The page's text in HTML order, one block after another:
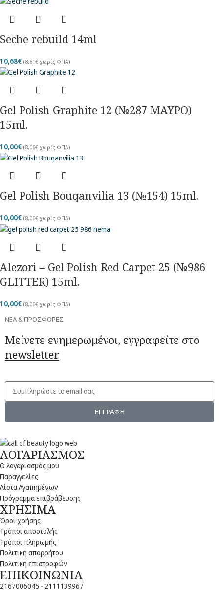
Seche rebuild 14ml
10,68€ (8,61€ χωρίς ΦΠΑ)
Gel Polish Graphite 12 (№287 ΜΑΥΡΟ)
15ml.
10,00€ (8,06€ χωρίς ΦΠΑ)
Gel Polish Bouqanvilia 13 (№154) 15ml.
10,00€ (8,06€ χωρίς ΦΠΑ)
Alezori – Gel Polish Red Carpet 25 (№986
GLITTER) 15ml.
10,00€ (8,06€ χωρίς ΦΠΑ)
ΝΕΑ & ΠΡΟΣΦΟΡΕΣ
Μείνετε ενημερωμένοι, εγγραφείτε στο
newsletter
ΕΓΓΡΑΦΗ
ΛΟΓΑΡΙΑΣΜΟΣ
Ο λογαριασμός μου
Παραγγελίες
Λίστα Αγαπημένων
Πρόγραμμα επιβράβευσης
ΧΡΗΣΙΜΑ
Όροι χρήσης
Τρόποι αποστολής
Τρόποι πληρωμής
Πολιτική απορρήτου
Πολιτική επιστροφών
ΕΠΙΚΟΙΝΩΝΙΑ
2167006045 - 2111139967